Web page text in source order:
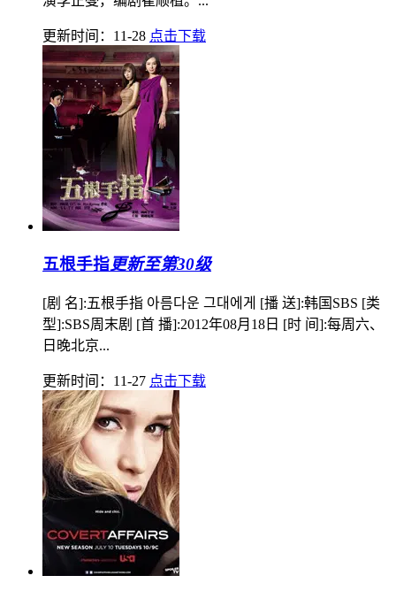
更新时间：11-28 点击下载
五根手指更新至第30级
[剧 名]:五根手指 아름다운 그대에게 [播 送]:韩国SBS [类
型]:SBS周末剧 [首 播]:2012年08月18日 [时 间]:每周六、
日晚北京...
更新时间：11-27 点击下载